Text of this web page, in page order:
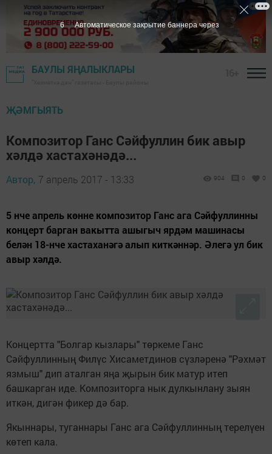
БАУЛЫ ЯҢАЛЫКЛАРЫ
ҖӘМГЫЯТЬ
Композитор Ганс Сәйфуллин бик авыр
хәлдә хастахәнәдә...
Автор, 7 апрель 2017 - 13:33 904 0 0
5 нче апрель көнне композитор Ганс ага Сәйфуллинны
концерт барган вакытта ашыгыч ярдәм машинасы
белән 18-нче хастаханәгә алып киткәннәр. Әлегә ул бик
авыр хәлдә.
Концертта "Болгар кызлары" төркеме Ганс
Сәйфуллинның Филүс Хисаметдинов сүзләренә "Рәхмәт
язмыш" дип аталган яңа җырын бик матур итеп
башкарган иде. Композиторга нык дулкынлану зыян
иткән, дигән фикер дә бар.
Якыннары, туганнары Ганс ага Сәйфуллинның терелүен
көтеп кала.
5 Автоматическое закрытие баннера через